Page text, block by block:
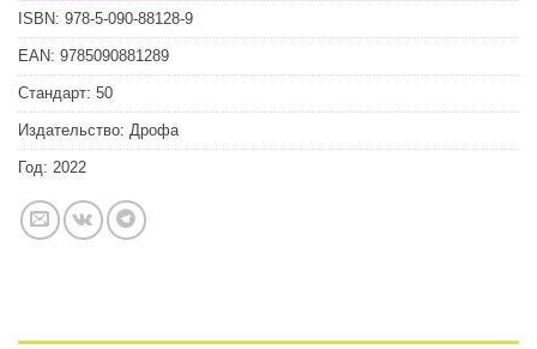
ISBN: 978-5-090-88128-9
EAN: 9785090881289
Стандарт: 50
Издательство: Дрофа
Год: 2022